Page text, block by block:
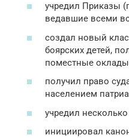
учредил Приказы
ведавшие всеми
создал новый
боярских детей,
поместные
получил право
населением
учредил
инициировал